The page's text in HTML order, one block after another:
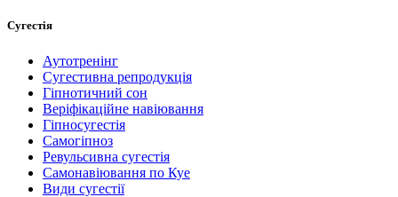
Сугестія
Аутотренінг
Сугестивна репродукція
Гіпнотичний сон
Веріфікаційне навіювання
Гіпносугестія
Самогіпноз
Ревульсивна сугестія
Самонавіювання по Куе
Види сугестії